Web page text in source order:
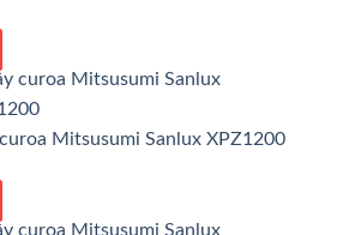
Mitsusumi Sanlux XPZ1200